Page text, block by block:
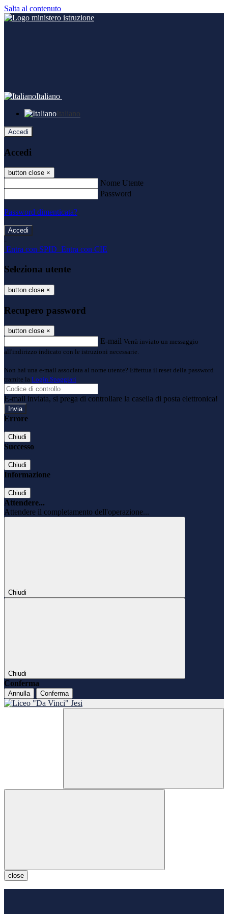
Salta al contenuto
Italiano
Italiano
Accedi
Accedi
button close ×
Nome Utente
Password
Password dimenticata?
-
Entra con SPID Entra con CIE
Seleziona utente
button close ×
Recupero password
button close ×
E-mail Verrà inviato un messaggio
all'indirizzo indicato con le istruzioni necessarie.
Non hai una e-mail associata al nome utente? Effettua il reset della password
tramite la Login Spaggiari
E-mail inviata, si prega di controllare la casella di posta elettronica!
Errore
Chiudi
Successo
Chiudi
Informazione
Chiudi
Attendere...
Attendere il completamento dell'operazione...
Chiudi
Chiudi
Conferma
Annulla Conferma
close